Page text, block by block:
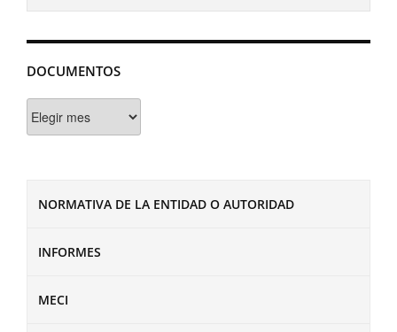
DOCUMENTOS
NORMATIVA DE LA ENTIDAD O AUTORIDAD
INFORMES
MECI